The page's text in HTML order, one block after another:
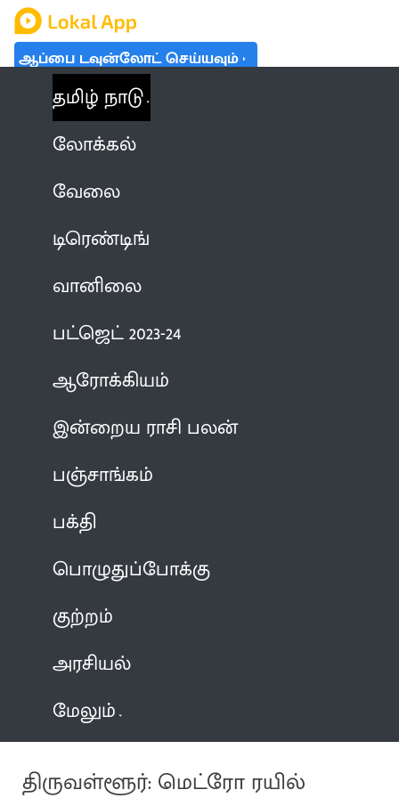
ஆப்பை டவுன்லோட் செய்யவும்
தமிழ் நாடு
லோக்கல்
வேலை
டிரெண்டிங்
வானிலை
பட்ஜெட் 2023-24
ஆரோக்கியம்
இன்றைய ராசி பலன்
பஞ்சாங்கம்
பக்தி
பொழுதுப்போக்கு
குற்றம்
அரசியல்
மேலும்
திருவள்ளூர்: மெட்ரோ ரயில்